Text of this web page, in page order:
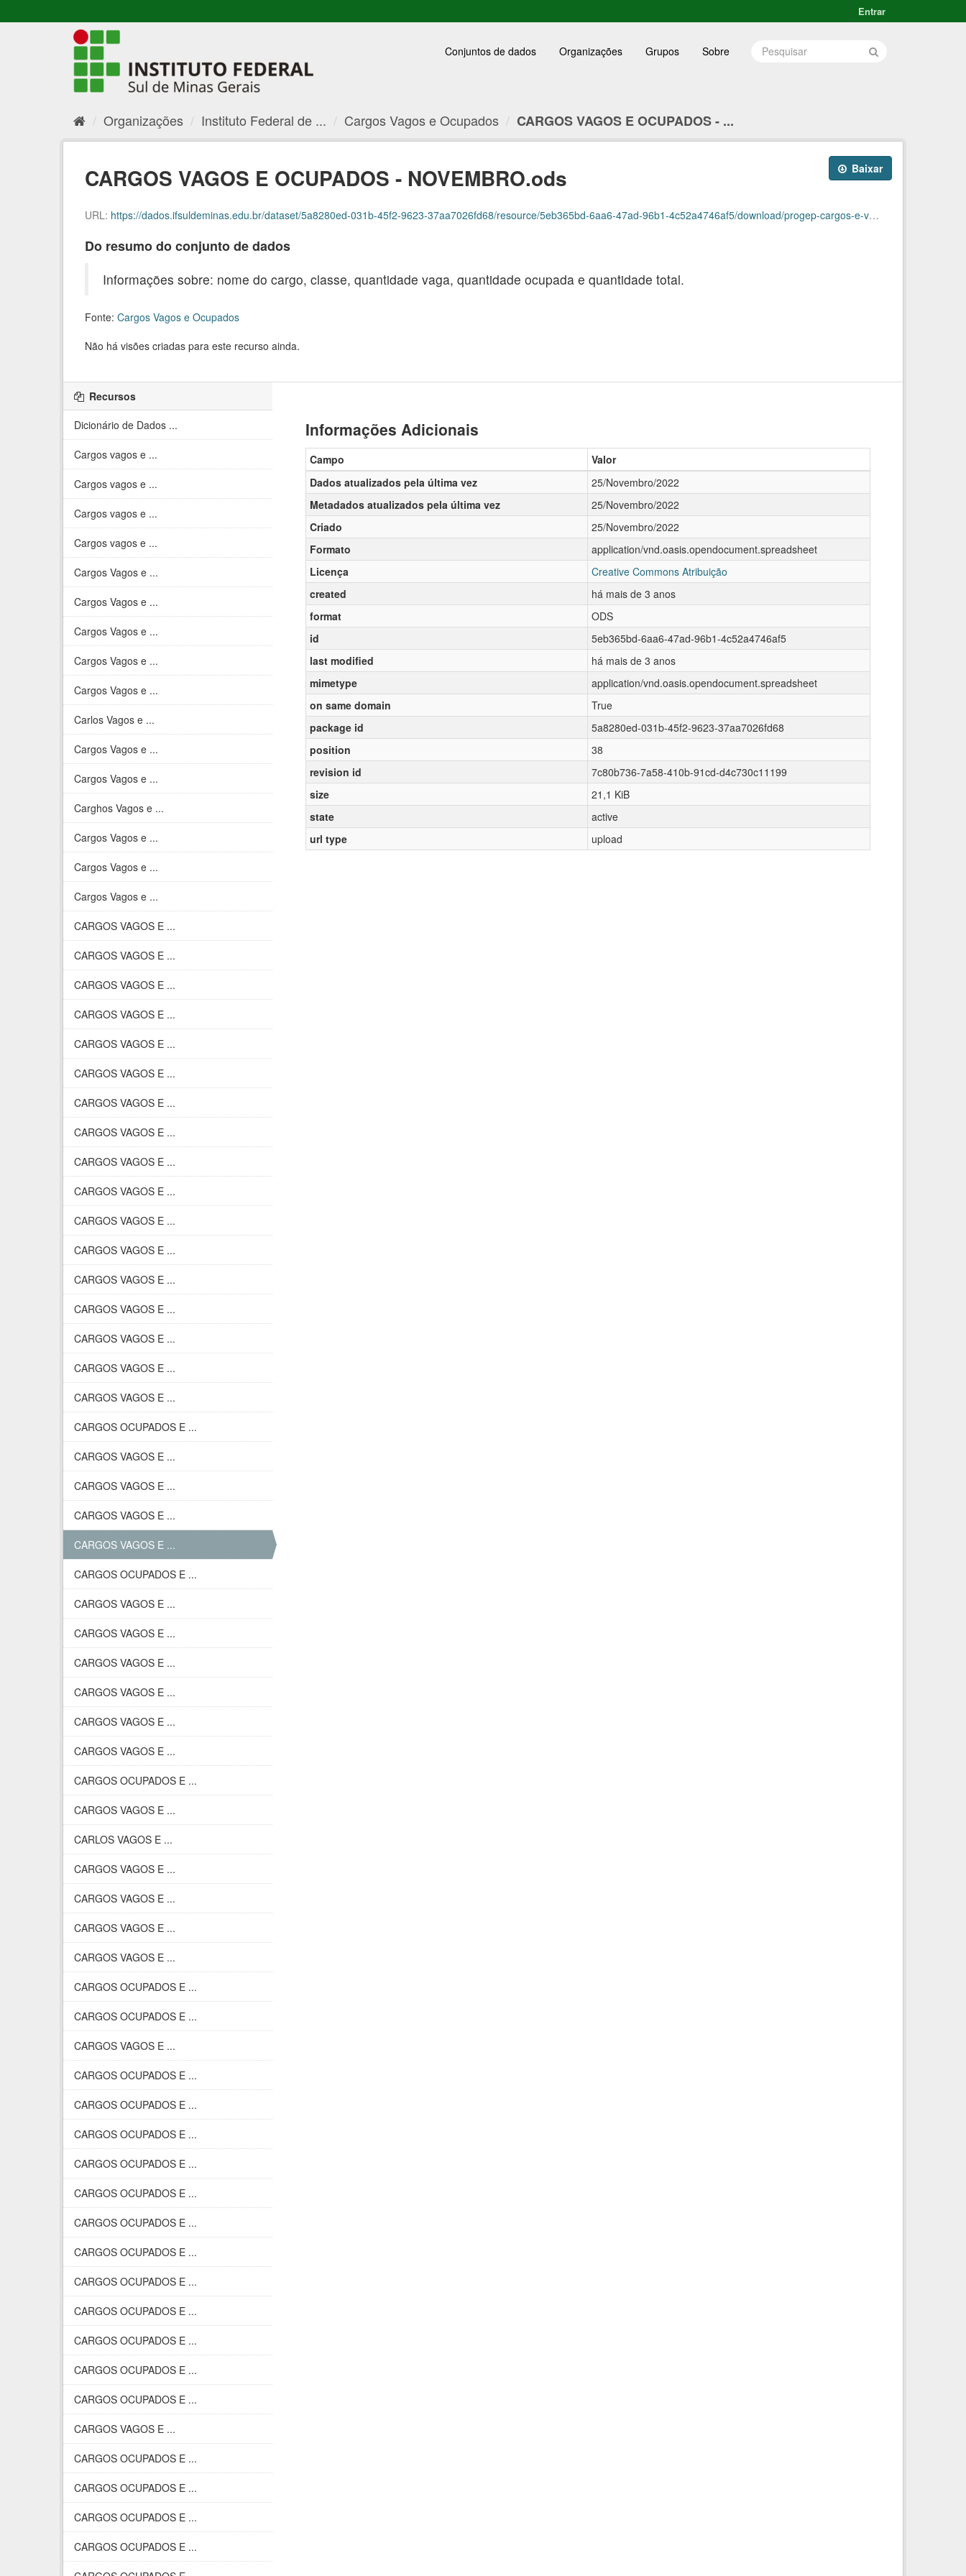
Entrar
Conjuntos de dados Organizações Grupos Sobre
Organizações Instituto Federal de ... Cargos Vagos e Ocupados CARGOS VAGOS E OCUPADOS - ...
Baixar
CARGOS VAGOS E OCUPADOS - NOVEMBRO.ods
URL: https://dados.ifsuldeminas.edu.br/dataset/5a8280ed-031b-45f2-9623-37aa7026fd68/resource/5eb365bd-6aa6-47ad-96b1-4c52a4746af5/download/progep-cargos-e-vagas-novembro.ods
Do resumo do conjunto de dados
Informações sobre: nome do cargo, classe, quantidade vaga, quantidade ocupada e quantidade total.
Fonte: Cargos Vagos e Ocupados
Não há visões criadas para este recurso ainda.
Recursos
Dicionário de Dados ...
Cargos vagos e ...
Cargos vagos e ...
Cargos vagos e ...
Cargos vagos e ...
Cargos Vagos e ...
Cargos Vagos e ...
Cargos Vagos e ...
Cargos Vagos e ...
Cargos Vagos e ...
Carlos Vagos e ...
Cargos Vagos e ...
Cargos Vagos e ...
Carghos Vagos e ...
Cargos Vagos e ...
Cargos Vagos e ...
Cargos Vagos e ...
CARGOS VAGOS E ...
CARGOS VAGOS E ...
CARGOS VAGOS E ...
CARGOS VAGOS E ...
CARGOS VAGOS E ...
CARGOS VAGOS E ...
CARGOS VAGOS E ...
CARGOS VAGOS E ...
CARGOS VAGOS E ...
CARGOS VAGOS E ...
CARGOS VAGOS E ...
CARGOS VAGOS E ...
CARGOS VAGOS E ...
CARGOS VAGOS E ...
CARGOS VAGOS E ...
CARGOS VAGOS E ...
CARGOS VAGOS E ...
CARGOS OCUPADOS E ...
CARGOS VAGOS E ...
CARGOS VAGOS E ...
CARGOS VAGOS E ...
CARGOS VAGOS E ...
CARGOS OCUPADOS E ...
CARGOS VAGOS E ...
CARGOS VAGOS E ...
CARGOS VAGOS E ...
CARGOS VAGOS E ...
CARGOS VAGOS E ...
CARGOS VAGOS E ...
CARGOS OCUPADOS E ...
CARGOS VAGOS E ...
CARLOS VAGOS E ...
CARGOS VAGOS E ...
CARGOS VAGOS E ...
CARGOS VAGOS E ...
CARGOS VAGOS E ...
CARGOS OCUPADOS E ...
CARGOS OCUPADOS E ...
CARGOS VAGOS E ...
CARGOS OCUPADOS E ...
CARGOS OCUPADOS E ...
CARGOS OCUPADOS E ...
CARGOS OCUPADOS E ...
CARGOS OCUPADOS E ...
CARGOS OCUPADOS E ...
CARGOS OCUPADOS E ...
CARGOS OCUPADOS E ...
CARGOS OCUPADOS E ...
CARGOS OCUPADOS E ...
CARGOS OCUPADOS E ...
CARGOS OCUPADOS E ...
CARGOS VAGOS E ...
CARGOS OCUPADOS E ...
CARGOS OCUPADOS E ...
CARGOS OCUPADOS E ...
CARGOS OCUPADOS E ...
Informações Adicionais
Campo
Valor
Dados atualizados pela última vez
25/Novembro/2022
Metadados atualizados pela última vez
25/Novembro/2022
Criado
25/Novembro/2022
Formato
application/vnd.oasis.opendocument.spreadsheet
Licença
Creative Commons Atribuição
created
há mais de 3 anos
format
ODS
id
5eb365bd-6aa6-47ad-96b1-4c52a4746af5
last modified
há mais de 3 anos
mimetype
application/vnd.oasis.opendocument.spreadsheet
on same domain
True
package id
5a8280ed-031b-45f2-9623-37aa7026fd68
position
38
revision id
7c80b736-7a58-410b-91cd-d4c730c11199
size
21,1 KiB
state
active
url type
upload